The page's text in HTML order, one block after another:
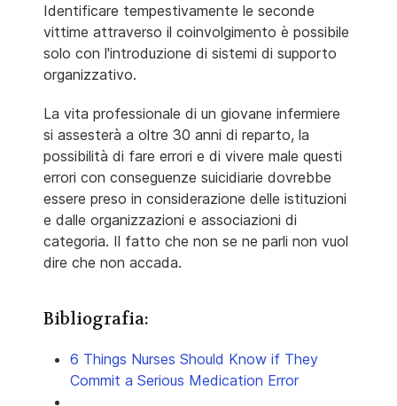
Identificare tempestivamente le seconde
vittime attraverso il coinvolgimento è possibile
solo con l'introduzione di sistemi di supporto
organizzativo.
La vita professionale di un giovane infermiere
si assesterà a oltre 30 anni di reparto, la
possibilità di fare errori e di vivere male questi
errori con conseguenze suicidiarie dovrebbe
essere preso in considerazione delle istituzioni
e dalle organizzazioni e associazioni di
categoria. Il fatto che non se ne parli non vuol
dire che non accada.
Bibliografia:
6 Things Nurses Should Know if They
Commit a Serious Medication Error